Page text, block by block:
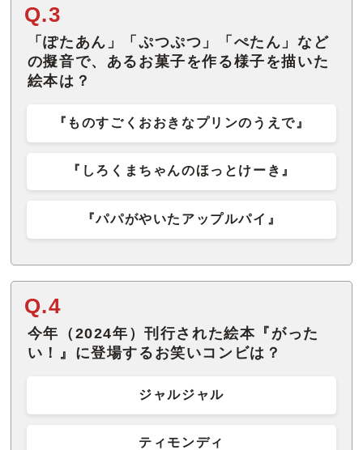
Q.3
「ぽたあん」「ぷつぷつ」「ぺたん」など
の擬音で、あるお菓子を作る様子を描いた
絵本は？
『ものすごくおおきなプリンのうえで』
『しろくまちゃんのほっとけーき』
『パパがやいたアップルパイ』
Q.4
今年（2024年）刊行された絵本『がった
い！』に登場するお笑いコンビは？
ジャルジャル
ティモンディ